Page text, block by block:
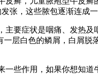
张，这些脓包逐渐连成一
要症状是咽痛、发热
层白色的鳞屑，白屑脱
些作用，如果你想知道